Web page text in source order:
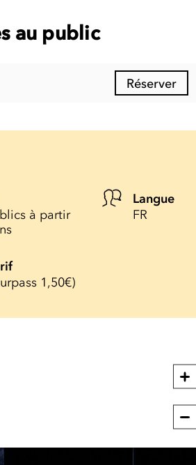
au public
Réserver
à partir
Langue
FR
1,50€)